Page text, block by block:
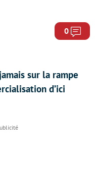
0
sur la rampe
d’ici